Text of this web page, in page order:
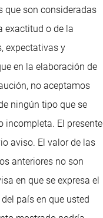
que son consideradas
exactitud o de la
expectativas y
en la elaboración de
no aceptamos
ningún tipo que se
incompleta. El presente
aviso. El valor de las
anteriores no son
en que se expresa el
país en que usted